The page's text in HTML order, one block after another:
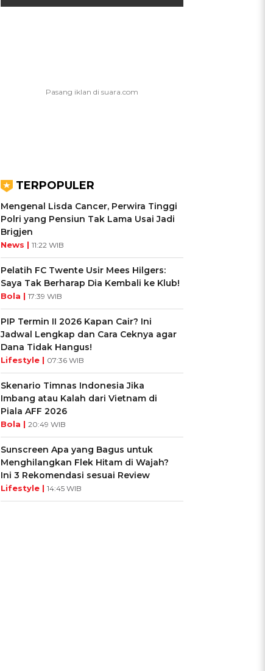
TERPOPULER
Mengenal Lisda Cancer, Perwira Tinggi
Polri yang Pensiun Tak Lama Usai Jadi
Brigjen
News | 11:22 WIB
Pelatih FC Twente Usir Mees Hilgers:
Saya Tak Berharap Dia Kembali ke Klub!
Bola | 17:39 WIB
PIP Termin II 2026 Kapan Cair? Ini
Jadwal Lengkap dan Cara Ceknya agar
Dana Tidak Hangus!
Lifestyle | 07:36 WIB
Skenario Timnas Indonesia Jika
Imbang atau Kalah dari Vietnam di
Piala AFF 2026
Bola | 20:49 WIB
Sunscreen Apa yang Bagus untuk
Menghilangkan Flek Hitam di Wajah?
Ini 3 Rekomendasi sesuai Review
Lifestyle | 14:45 WIB